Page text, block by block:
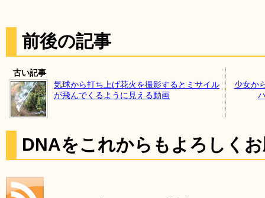
前後の記事
古い記事
気球から打ち上げ花火を撮影するとミサイル
が飛んでくるように見える動画
少女か
DNAをこれからもよろしく